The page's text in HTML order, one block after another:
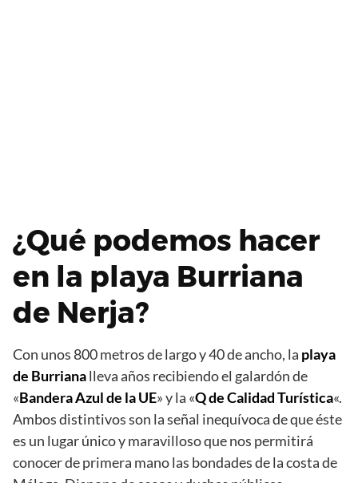
¿Qué podemos hacer
en la playa Burriana
de Nerja?
Con unos 800 metros de largo y 40 de ancho, la playa
de Burrianalleva años recibiendo el galardón de
«Bandera Azul de la UE» y la «Q de Calidad Turística«.
Ambos distintivos son la señal inequívoca de que éste
es un lugar único y maravilloso que nos permitirá
conocer de primera mano las bondades de la costa de